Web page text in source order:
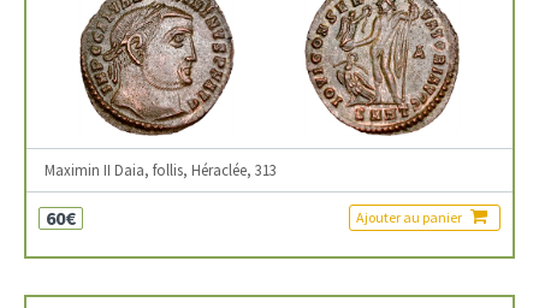
Maximin II Daia, follis, Héraclée, 313
60€ Ajouter au panier